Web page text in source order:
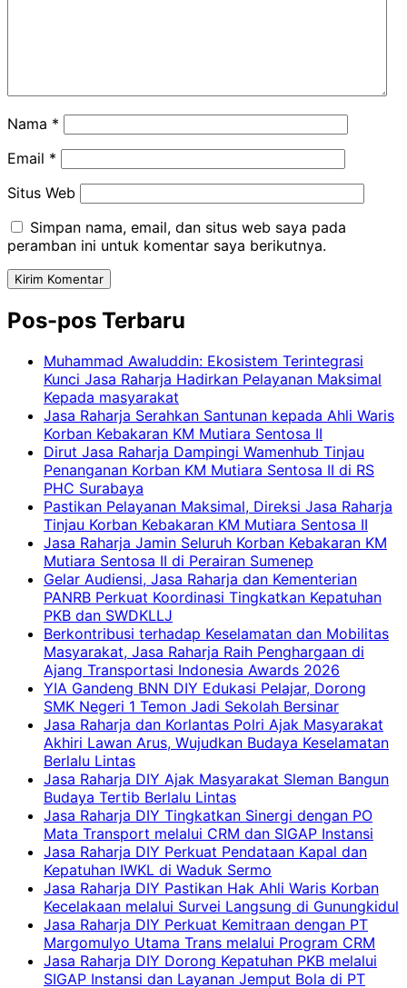
Nama *
Email *
Situs Web
Simpan nama, email, dan situs web saya pada
peramban ini untuk komentar saya berikutnya.
Pos-pos Terbaru
Muhammad Awaluddin: Ekosistem Terintegrasi
Kunci Jasa Raharja Hadirkan Pelayanan Maksimal
Kepada masyarakat
Jasa Raharja Serahkan Santunan kepada Ahli Waris
Korban Kebakaran KM Mutiara Sentosa II
Dirut Jasa Raharja Dampingi Wamenhub Tinjau
Penanganan Korban KM Mutiara Sentosa II di RS
PHC Surabaya
Pastikan Pelayanan Maksimal, Direksi Jasa Raharja
Tinjau Korban Kebakaran KM Mutiara Sentosa II
Jasa Raharja Jamin Seluruh Korban Kebakaran KM
Mutiara Sentosa II di Perairan Sumenep
Gelar Audiensi, Jasa Raharja dan Kementerian
PANRB Perkuat Koordinasi Tingkatkan Kepatuhan
PKB dan SWDKLLJ
Berkontribusi terhadap Keselamatan dan Mobilitas
Masyarakat, Jasa Raharja Raih Penghargaan di
Ajang Transportasi Indonesia Awards 2026
YIA Gandeng BNN DIY Edukasi Pelajar, Dorong
SMK Negeri 1 Temon Jadi Sekolah Bersinar
Jasa Raharja dan Korlantas Polri Ajak Masyarakat
Akhiri Lawan Arus, Wujudkan Budaya Keselamatan
Berlalu Lintas
Jasa Raharja DIY Ajak Masyarakat Sleman Bangun
Budaya Tertib Berlalu Lintas
Jasa Raharja DIY Tingkatkan Sinergi dengan PO
Mata Transport melalui CRM dan SIGAP Instansi
Jasa Raharja DIY Perkuat Pendataan Kapal dan
Kepatuhan IWKL di Waduk Sermo
Jasa Raharja DIY Pastikan Hak Ahli Waris Korban
Kecelakaan melalui Survei Langsung di Gunungkidul
Jasa Raharja DIY Perkuat Kemitraan dengan PT
Margomulyo Utama Trans melalui Program CRM
Jasa Raharja DIY Dorong Kepatuhan PKB melalui
SIGAP Instansi dan Layanan Jemput Bola di PT